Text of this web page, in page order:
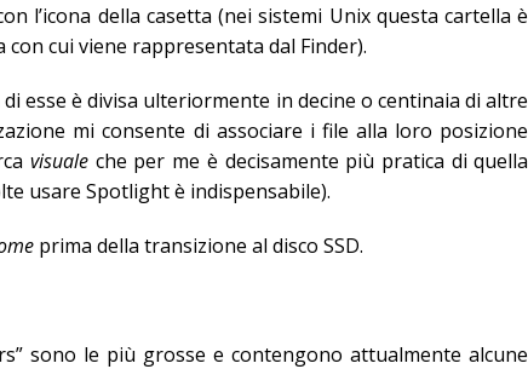
l’icona della casetta (nei sistemi Unix questa cartella è
con cui viene rappresentata dal Finder).
esse è divisa ulteriormente in decine o centinaia di altre
mi consente di associare i file alla loro posizione
visuale che per me è decisamente più pratica di quella
usare Spotlight è indispensabile).
prima della transizione al disco SSD.
sono le più grosse e contengono attualmente alcune